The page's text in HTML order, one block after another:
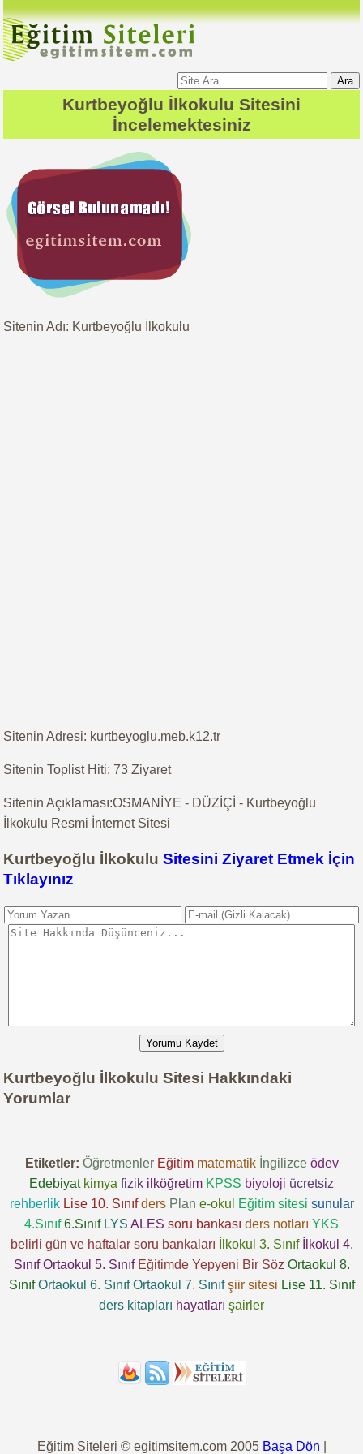
Ara
Kurtbeyoğlu İlkokulu Sitesini
İncelemektesiniz
Sitenin Adı: Kurtbeyoğlu İlkokulu
Sitenin Adresi: kurtbeyoglu.meb.k12.tr
Sitenin Toplist Hiti: 73 Ziyaret
Sitenin Açıklaması:OSMANİYE - DÜZİÇİ - Kurtbeyoğlu
İlkokulu Resmi İnternet Sitesi
Kurtbeyoğlu İlkokuluSitesini Ziyaret Etmek İçin
Tıklayınız
Yorumu Kaydet
Kurtbeyoğlu İlkokulu Sitesi Hakkındaki
Yorumlar
Etiketler: Öğretmenler Eğitim matematik İngilizce ödev
Edebiyat kimya fizik ilköğretim KPSS biyoloji ücretsiz
rehberlik Lise 10. Sınıf ders Plan e-okul Eğitim sitesi sunular
4.Sınıf 6.Sınıf LYS ALES soru bankası ders notları YKS
belirli gün ve haftalar soru bankaları İlkokul 3. Sınıf
İlkokul 4.
Sınıf Ortaokul 5. Sınıf Eğitimde Yepyeni Bir Söz Ortaokul 8.
Sınıf Ortaokul 6. Sınıf Ortaokul 7. Sınıf şiir sitesi Lise 11. Sınıf
ders kitapları hayatları şairler
Eğitim Siteleri © egitimsitem.com 2005 Başa Dön